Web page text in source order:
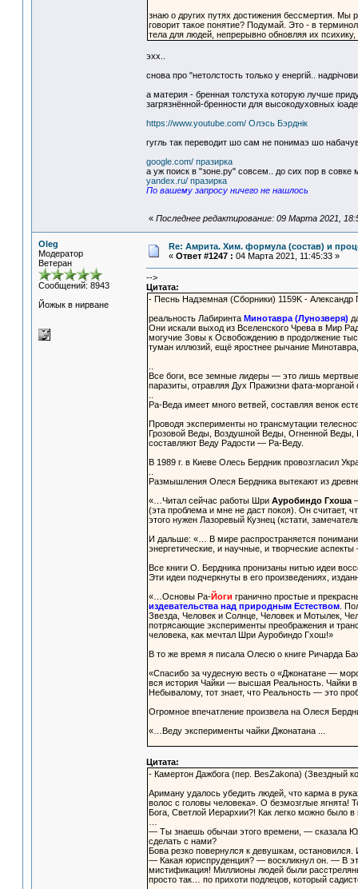
знаю о других путях достижения бессмертия. Мы
говорит такое понятие? Подумай. Это - в
тела для людей, непрерывно обновляя их
эхх..
снова про "нетолстость только у енергiй..
а материя - бренная толстуха которую лучше
загрязнённой-бренности для высокодуховных
https://www.youtube.com/ Олэсь Бэрднiк
гугль так переводит шо сам не понимаэ шо
google.com/ празирка
а уж поиск в "зоне.ру" совсем.. до сих пор в совке
yandex.ru/ празирка
По вашему запросу ничего не нашлось
« Последнее редактирование: 09 Марта 2021,
Oleg
Модератор
Ветеран
Сообщений: 8943
Йожык в нирване
Re: Амрита. Хим. формула (состав) и
« Ответ #1247 : 04 Марта 2021, 11:45:33 »
-->
Цитата:
- Песнь Надземная (Сборники) 1159K - Александр
реальность Лабиринта Минотавра (Лунозверя)
Они искали выход из Вселенского Чрева в Мир
могучие Зовы к Освобождению в продолжение
туман иллюзий, ещё яростнее рычание
Все боги, все земные лидеры — это лишь
паразиты, отравляя Дух Пражизни фата-
Ра-Веда имеет много ветвей, составляя венок
Проводя эксперименты но трансмутации
Грозовой Веды, Воздушной Веды, Огненной
составляют Веду Радости — Ра-Веду.
В 1989 г. в Киеве Олесь Бердник провозгласил
Размышления Олеся Бердника вытекают из
«…Читал сейчас работы Шри Ауробиндо Гхоша—
(эта проблема и мне не даст покоя). Он считает,
этого нужен Лазоревый Кузнец (кстати,
И дальше: «… В мире распространяется
энергетические, и научные, и творческие
Все книги О. Бердника пронизаны нитью идеи
Эти идеи подчеркнуты в его произведениях,
«…Основы Pa-Йоги гранично простые и
издевательства над природным Естеством.
Звезда, Человек и Солнце, Человек и Мотылек,
потрясающие эксперименты преображения и
человека, как мечтал Шри Ауробиндо Гхош!»
В то же время я писала Олесю о книге Ричарда
«Спасибо за чудесную весть о «Джонатане —
вся история Чайки — высшая Реальность. Чайки
Небывалому, тот знает, что Реальность — это
Огромное впечатление произвела на Олеся
«…Веду эксперименты чайки Джонатана ...
Цитата:
- Камертон Дажбога (пер. BesZakona) (Звездный
Ариману удалось убедить людей, что карма в
волос с головы человека». О безмозглые
Бога, Светлой Иерархии?! Как легко можно было
— Ты знаешь обычаи этого времени, — сказала
сделать с нами?
Бова резко повернулся к девушкам,
— Какая юриспруденция? — воскликнул он. — В
мистификация! Миллионы людей были
просто так… по прихоти подлецов, который